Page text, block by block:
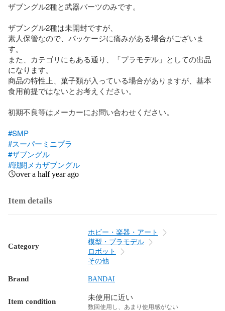
ザブングル2種と武器パーツのみです。
ザブングル2種は未開封ですが、
素人保管なので、パッケージに痛みがある場合がございま
す。
また、カテゴリにもある通り、「プラモデル」としての出品
になります。
商品の特性上、菓子類が入っている場合がありますが、基本
食用前提ではないとお考えください。
初期不良等はメーカーにお問い合わせください。
#SMP
#スーパーミニプラ
#ザブングル
#戦闘メカザブングル
over a half year ago
Item details
Category
ホビー・楽器・アート
模型・プラモデル
ロボット
その他
Brand BANDAI
Item condition 未使用に近い
数回使用し、あまり使用感がない